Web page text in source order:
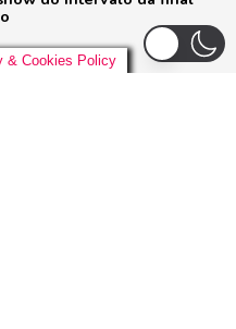
em São Paulo e inicia
& Cookies Policy